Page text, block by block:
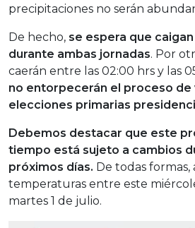
precipitaciones no serán
De hecho, se espera que
durante ambas jornadas. Por
caerán entre las 02:00 hrs y las
no entorpecerán el proceso de
elecciones primarias
Debemos destacar que este
tiempo está sujeto a cambios
próximos días. De todas
temperaturas entre este
martes 1 de julio.